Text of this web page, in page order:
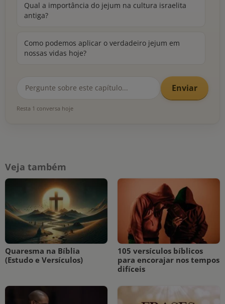
Qual a importância do jejum na cultura israelita
antiga?
Como podemos aplicar o verdadeiro jejum em
nossas vidas hoje?
Enviar
Resta 1 conversa hoje
Veja também
Quaresma na Bíblia
(Estudo e Versículos)
105 versículos bíblicos
para encorajar nos tempos
difíceis